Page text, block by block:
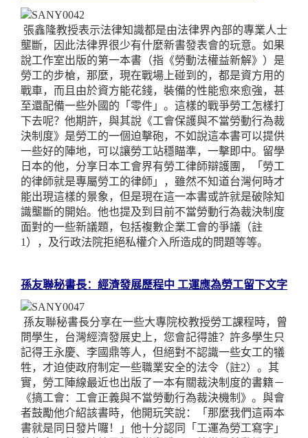
張鑫隆教授表示法律知識都是由法律界內部的專業人士
壟斷，因此法律界很少有什麼新書發表會的玩意。如果
說工作室出版的第一本書（指《勞動法權益新解》）是
勞工的步槍，那麼，現在戰場上碰到的，都是資方用的
戰車，而且由於資方能花錢，裝備的性能愈來愈強，甚
至還配備一些外國的「零件」。這樣的戰爭勞工怎樣打
下去呢？他期許，與其說《工會保護與不當勞動行為裁
決制度》是勞工的一個迫擊砲，不如說這本書可以提供
一些好的陣地，可以讓勞工站穩瞄準，一擊即中。留學
日本的他，分享日本工會界有勞工律師辯護團，「勞工
的律師就是專屬勞工的律師」，雖然不知道台灣何時才
能出現這樣的景象，但是現在這一本書或許就是破除知
識壟斷的開始。他也提及到目前不當勞動行為裁決制度
面對的一些新議題，包括複數企業工會的爭議（註
1 ），及行政法院拒絕私權介入所造成的問題等等。
孫友聯秘書長：經濟發展歷程中 工運應為勞工留下文字
孫友聯秘書長分享在一些大專院校教授勞工課程時，曾
問學生，台灣經濟發展史上，您會記得誰？許多學生只
記得王永慶、李國鼎等人，但絕對不認識一些女工的犠
牲，才迫使政府制定一些職業安全的法令（註2）。其
實，勞工陣線最近也出版了一本有關裁決制度的書籍－
《搞工會：工會正義與不當勞動行為裁決機制》。與會
者鼓勵他介紹該書時，他開玩笑說：「那麼我們這兩本
書就是同日發片囉！」他十分認同「工運為勞工寫字」